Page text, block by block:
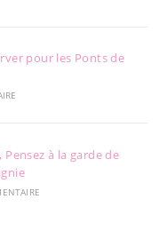
pour les Ponts de
Pensez à la garde de